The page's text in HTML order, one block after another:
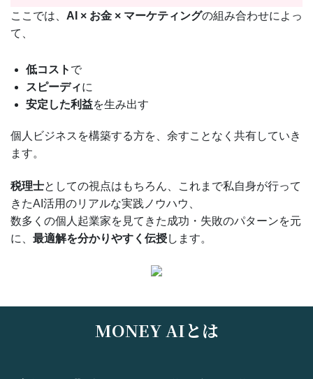
ここでは、 AI × お金 × マーケティングの組み合わせによっ
て、
低コスト で
スピーディに
安定した利益を生み出す
個人ビジネスを構築する方を、余すことなく共有していき
ます。
税理士としての視点はもちろん、これまで私自身が行って
きたAI活用のリアルな実践ノウハウ、
数多くの個人起業家を見てきた成功・失敗のパターンを元
に、 最適解を分かりやすく伝授します。
MONEY AIとは